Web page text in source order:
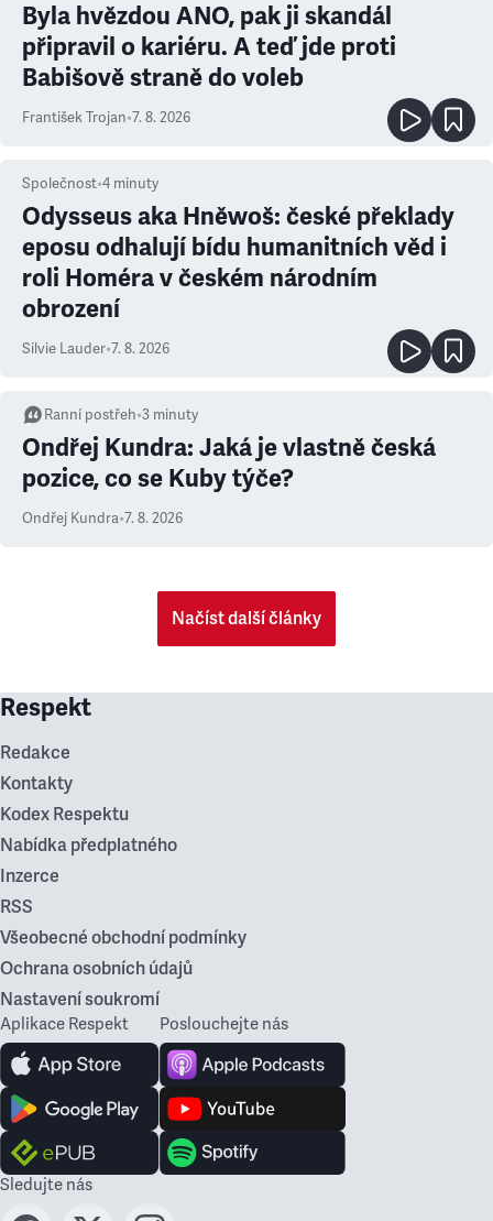
Byla hvězdou ANO, pak ji skandál
připravil o kariéru. A teď jde proti
Babišově straně do voleb
František Trojan•7. 8. 2026
Společnost•4 minuty
Odysseus aka Hněwoš: české překlady
eposu odhalují bídu humanitních věd i
roli Homéra v českém národním
obrození
Silvie Lauder•7. 8. 2026
Ranní postřeh•3 minuty
Ondřej Kundra: Jaká je vlastně česká
pozice, co se Kuby týče?
Ondřej Kundra•7. 8. 2026
Načíst další články
Respekt
Redakce
Kontakty
Kodex Respektu
Nabídka předplatného
Inzerce
RSS
Všeobecné obchodní podmínky
Ochrana osobních údajů
Nastavení soukromí
Aplikace Respekt Poslouchejte nás
Sledujte nás